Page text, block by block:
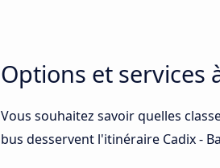
Options et services
Vous souhaitez savoir quelles
bus desservent l'itinéraire Cadix -